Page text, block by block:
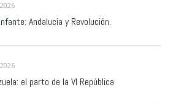
Andalucía y Revolución.
el parto de la VI República